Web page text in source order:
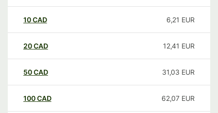
10CAD 6,21 EUR
20CAD 12,41 EUR
50CAD 31,03 EUR
100CAD 62,07 EUR